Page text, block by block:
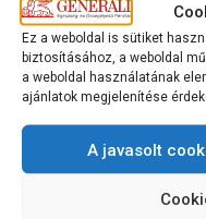
Ez a weboldal is sütiket
biztosításához, a weboldal
a weboldal használatának
ajánlatok megjelenítése
A javasolt
Meghívó